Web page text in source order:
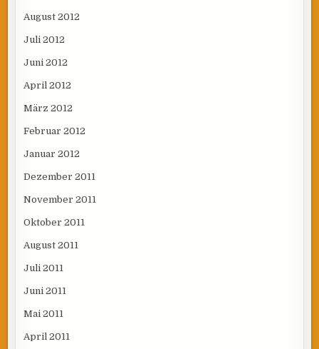
August 2012
Juli 2012
Juni 2012
April 2012
März 2012
Februar 2012
Januar 2012
Dezember 2011
November 2011
Oktober 2011
August 2011
Juli 2011
Juni 2011
Mai 2011
April 2011